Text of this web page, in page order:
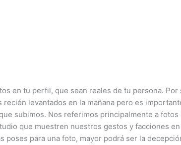
en tu perfil, que sean reales de tu persona. Por
recién levantados en la mañana pero es
subimos. Nos referimos principalmente a fotos
que muestren nuestros gestos y facciones
poses para una foto, mayor podrá ser la